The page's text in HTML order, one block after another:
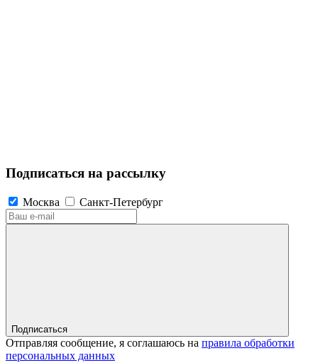
Подписаться на рассылку
Москва Санкт-Петербург
Подписаться
Отправляя сообщение, я соглашаюсь на правила обработки
персональных данных